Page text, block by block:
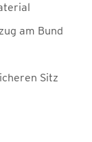
am Bund
Sitz